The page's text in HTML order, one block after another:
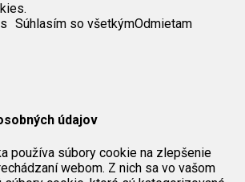
Súhlasím so všetkýmOdmietam
údajov
používa súbory cookie na zlepšenie
webom. Z nich sa vo vašom